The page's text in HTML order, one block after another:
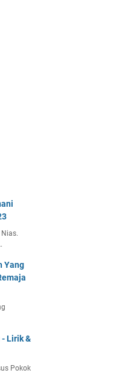
Yang
- Lirik &
Pokok